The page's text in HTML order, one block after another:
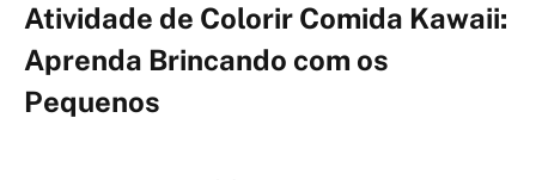
Atividade de Colorir Comida Kawaii:
Aprenda Brincando com os
Pequenos